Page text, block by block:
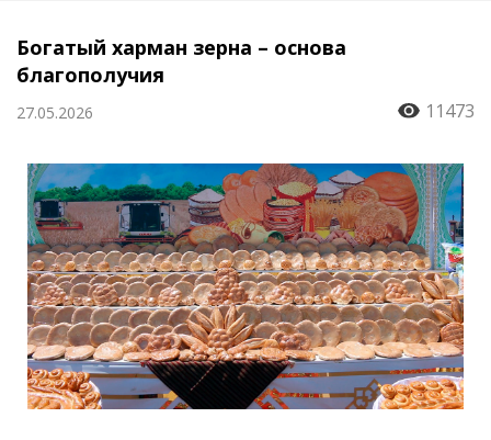
Богатый харман зерна – основа
благополучия
27.05.2026 11473